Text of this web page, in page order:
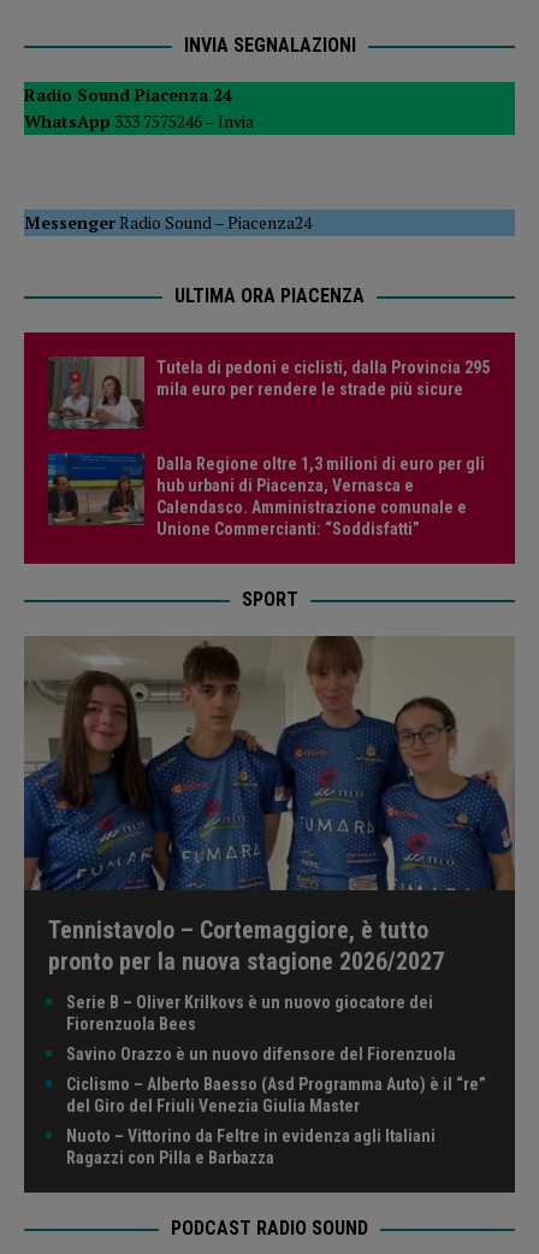
INVIA SEGNALAZIONI
Radio Sound Piacenza 24
WhatsApp 333 7575246 – Invia
MessengerRadio Sound –Piacenza24
ULTIMA ORA PIACENZA
Tutela di pedoni e ciclisti, dalla Provincia 295
mila euro per rendere le strade più sicure
Dalla Regione oltre 1,3 milioni di euro per gli
hub urbani di Piacenza, Vernasca e
Calendasco. Amministrazione comunale e
Unione Commercianti: “Soddisfatti”
SPORT
Tennistavolo – Cortemaggiore, è tutto
pronto per la nuova stagione 2026/2027
Serie B – Oliver Krilkovs è un nuovo giocatore dei
Fiorenzuola Bees
Savino Orazzo è un nuovo difensore del Fiorenzuola
Ciclismo – Alberto Baesso (Asd Programma Auto) è il “re”
del Giro del Friuli Venezia Giulia Master
Nuoto – Vittorino da Feltre in evidenza agli Italiani
Ragazzi con Pilla e Barbazza
PODCAST RADIO SOUND